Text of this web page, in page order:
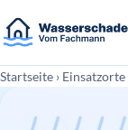
Startseite › Einsatzorte